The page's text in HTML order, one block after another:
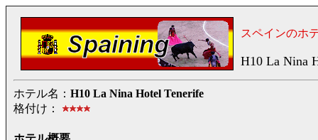
スペインのホ
H10 La Nina
ホテル名： H10 La Nina Hotel Tenerife
格付け：